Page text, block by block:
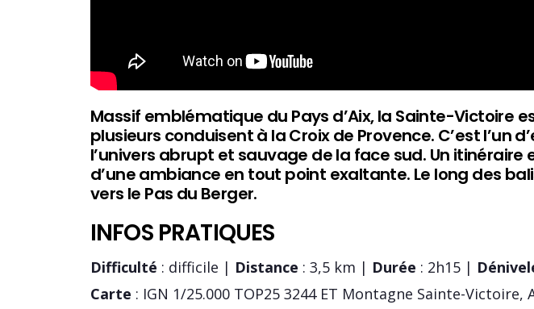
Massif emblématique du Pays d’Aix, la Sainte-Victoire
plusieurs conduisent à la Croix de Provence. C’est l’un
l’univers abrupt et sauvage de la face sud. Un
d’une ambiance en tout point exaltante. Le long des
vers le Pas du Berger.
INFOS PRATIQUES
Difficulté : difficile | Distance : 3,5 km | Durée : 2h15 |
Carte : IGN 1/25.000 TOP25 3244 ET Montagne Sainte-Victoire,